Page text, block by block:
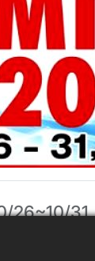
26~10/31